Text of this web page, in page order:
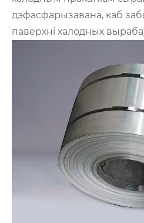
дэфасфарызавана, каб
паверхні халодных